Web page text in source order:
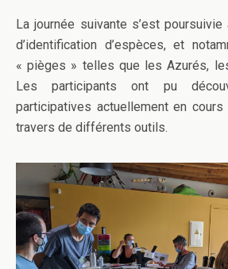
La journée suivante s’est
d’identification d’espèces, et
« pièges » telles que les Azurés,
Les participants ont pu
participatives actuellement en
travers de différents outils.